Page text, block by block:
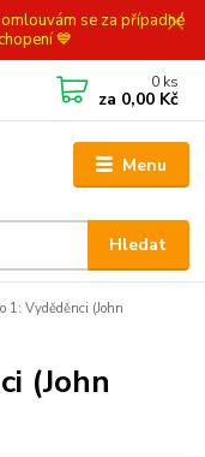
se za případné
💙
Menu
Hledat
0 ks
za 0,00 Kč
1: Vyděděnci (John
(John